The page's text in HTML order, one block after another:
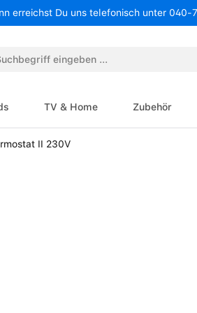
erreichst Du uns telefonisch unter
TV & Home Zubehör